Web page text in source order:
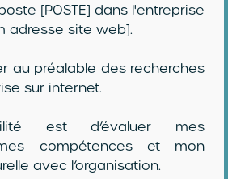
[POSTE] dans l'entreprise
adresse site web].
au préalable des recherches
sur internet.
est d’évaluer mes
compétences et mon
avec l’organisation.